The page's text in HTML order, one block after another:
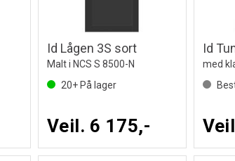
Id Lågen 3S sort
Malt i NCS S 8500-N
20+ På lager
Veil. 6 175,-
med